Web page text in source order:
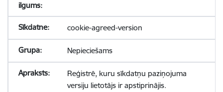
cookie-agreed-version
Nepieciešams
Reģistrē, kuru sīkdatņu paziņojuma
versiju lietotājs ir apstiprinājis.